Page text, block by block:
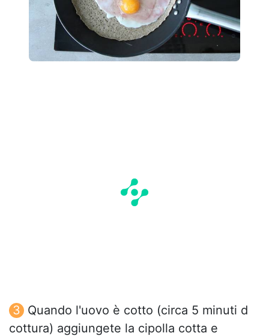
Quando l'uovo è cotto (circa 5 minuti d
cottura) aggiungete la cipolla cotta e